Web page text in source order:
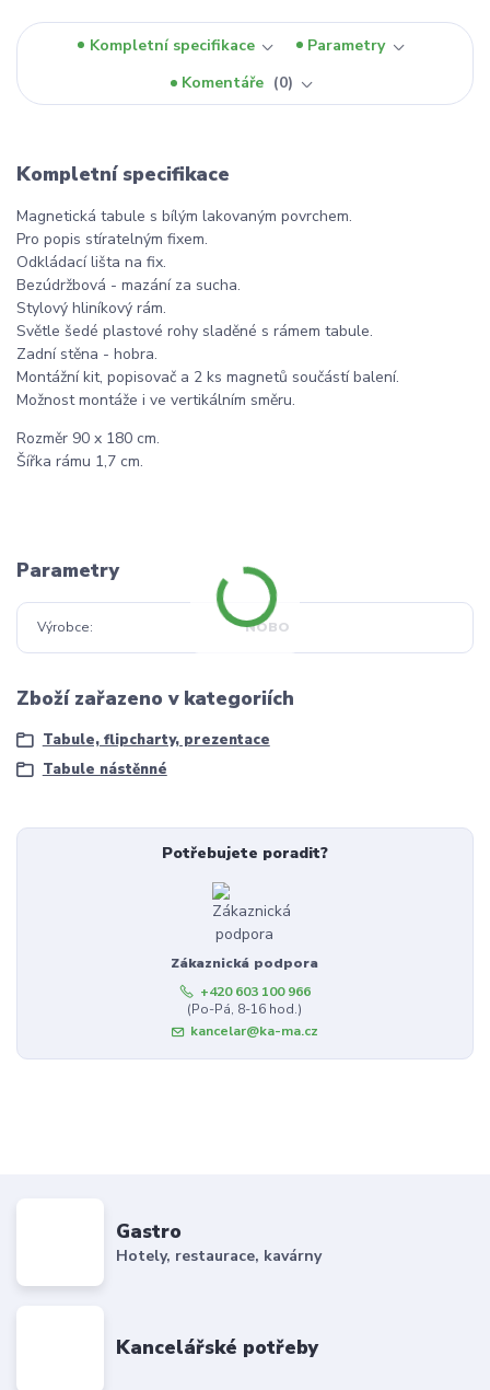
Kompletní specifikace
Parametry
Komentáře
0
Kompletní specifikace
Magnetická tabule s bílým lakovaným povrchem.
Pro popis stíratelným fixem.
Odkládací lišta na fix.
Bezúdržbová - mazání za sucha.
Stylový hliníkový rám.
Světle šedé plastové rohy sladěné s rámem tabule.
Zadní stěna - hobra.
Montážní kit, popisovač a 2 ks magnetů součástí balení.
Možnost montáže i ve vertikálním směru.
Rozměr 90 x 180 cm.
Šířka rámu 1,7 cm.
Parametry
Výrobce NOBO
Zboží zařazeno v kategoriích
Tabule, flipcharty, prezentace
Tabule nástěnné
Potřebujete poradit?
Zákaznická podpora
+420 603 100 966
(Po-Pá, 8-16 hod.)
kancelar@ka-ma.cz
Gastro
Hotely, restaurace, kavárny
Kancelářské potřeby